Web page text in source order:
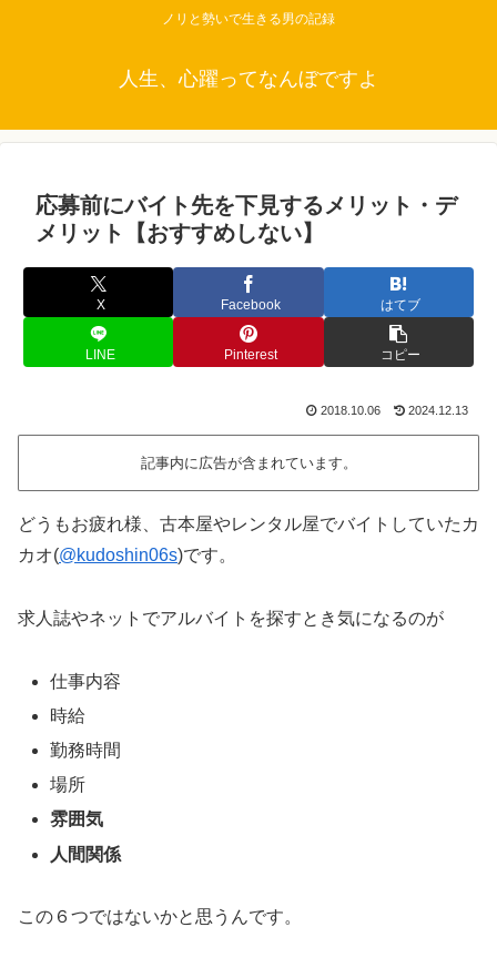
ノリと勢いで生きる男の記録
人生、心躍ってなんぼですよ
応募前にバイト先を下見するメリット・デ
メリット【おすすめしない】
X Facebook はてブ
LINE Pinterest コピー
2018.10.06 2024.12.13
記事内に広告が含まれています。
どうもお疲れ様、古本屋やレンタル屋でバイトしていたカ
カオ(@kudoshin06s)です。
求人誌やネットでアルバイトを探すとき気になるのが
仕事内容
時給
勤務時間
場所
雰囲気
人間関係
この６つではないかと思うんです。